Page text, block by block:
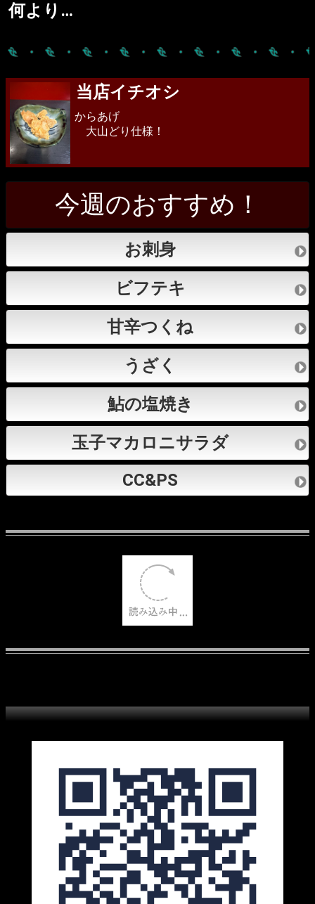
何より…
当店イチオシ
からあげ
大山どり仕様！
今週のおすすめ！
お刺身
ビフテキ
甘辛つくね
うざく
鮎の塩焼き
玉子マカロニサラダ
CC&PS